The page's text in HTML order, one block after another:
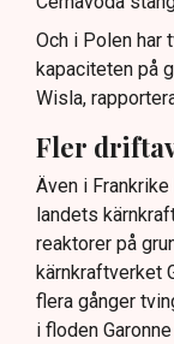
Och i Polen har
kapaciteten på
Wisla,
Fler
Även i
landets
reaktorer på
kärnkraftverket
flera gånger
i floden